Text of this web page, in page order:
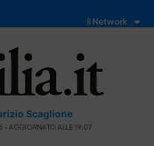
Il Network
Scaglione
- AGGIORNATO ALLE 19:07